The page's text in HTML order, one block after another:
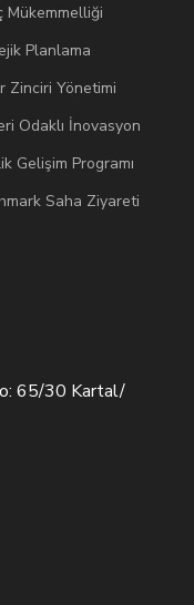
Mükemmelliği
Planlama
Zinciri Yönetimi
Odaklı İnovasyon
Gelişim Programı
Saha Ziyareti
65/30 Kartal/